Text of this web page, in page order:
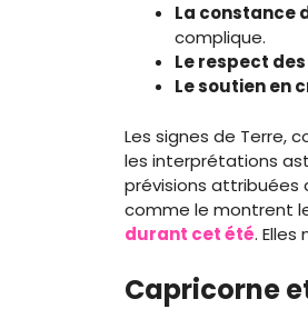
La constance
complique.
Le respect
Le soutien en
Les signes de Terre,
les interprétations
prévisions attribuées
comme le montrent
durant cet été.
Capricorne